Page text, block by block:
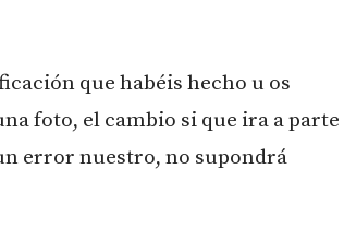
que habéis hecho u os
foto, el cambio si que ira a parte
error nuestro, no supondrá